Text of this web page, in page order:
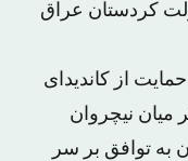
کردستان عراق
از کاندیدای
میان نیچروان
به توافق بر سر